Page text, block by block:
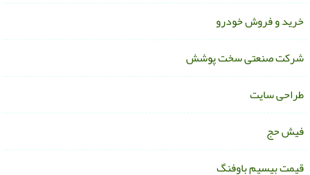
و فروش خودرو
صنعتی سخت پوشش
سایت
حج
بیسیم باوفنگ